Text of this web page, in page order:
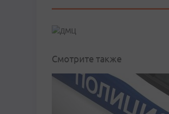
Смотрите также